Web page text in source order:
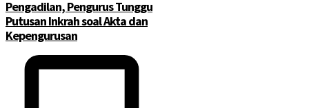
Pengadilan, Pengurus Tunggu
Putusan Inkrah soal Akta dan
Kepengurusan